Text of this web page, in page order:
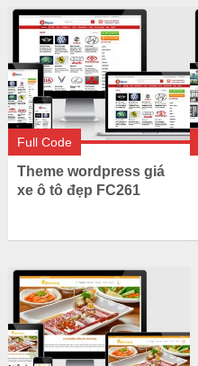
Full Code
Theme wordpress giá
xe ô tô đẹp FC261